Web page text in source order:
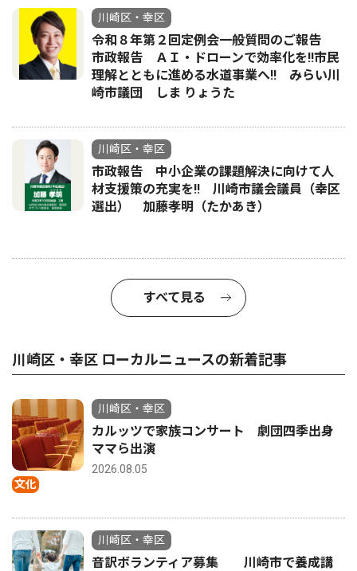
川崎区・幸区
令和８年第２回定例会一般質問のご報告
市政報告 ＡＩ・ドローンで効率化を!!市民
理解とともに進める水道事業へ!! みらい川
崎市議団 しま りょうた
川崎区・幸区
市政報告 中小企業の課題解決に向けて人
材支援策の充実を!! 川崎市議会議員（幸区
選出） 加藤孝明（たかあき）
すべて見る
川崎区・幸区 ローカルニュースの新着記事
文化
川崎区・幸区
カルッツで家族コンサート 劇団四季出身
ママら出演
2026.08.05
川崎区・幸区
音訳ボランティア募集 川崎市で養成講